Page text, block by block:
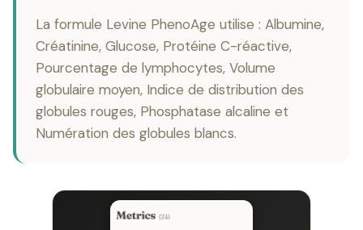
La formule Levine PhenoAge utilise : Albumine,
Créatinine, Glucose, Protéine C-réactive,
Pourcentage de lymphocytes, Volume
globulaire moyen, Indice de distribution des
globules rouges, Phosphatase alcaline et
Numération des globules blancs.